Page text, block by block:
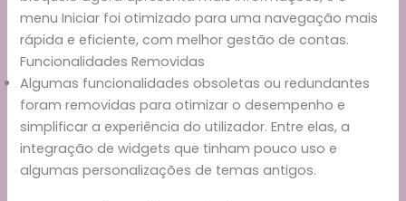
menu Iniciar foi otimizado para uma navegação mais
rápida e eficiente, com melhor gestão de contas.
Funcionalidades Removidas
Algumas funcionalidades obsoletas ou redundantes
foram removidas para otimizar o desempenho e
simplificar a experiência do utilizador. Entre elas, a
integração de widgets que tinham pouco uso e
algumas personalizações de temas antigos.